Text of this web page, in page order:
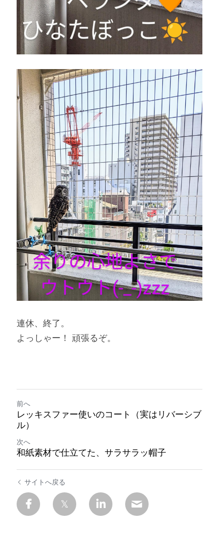
連休、終了。
よっしゃー！ 頑張るぞ。
前へ
レッキスファー使いのコート（実はリバーシブ
ル）
次へ
和紙素材で仕立てた、サラサラッ帽子
サイトへ戻る